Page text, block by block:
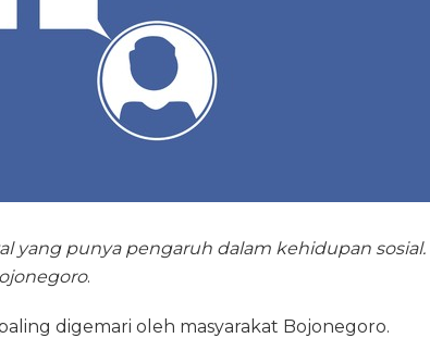
yang punya pengaruh dalam kehidupan sosial.
.
digemari oleh masyarakat Bojonegoro.